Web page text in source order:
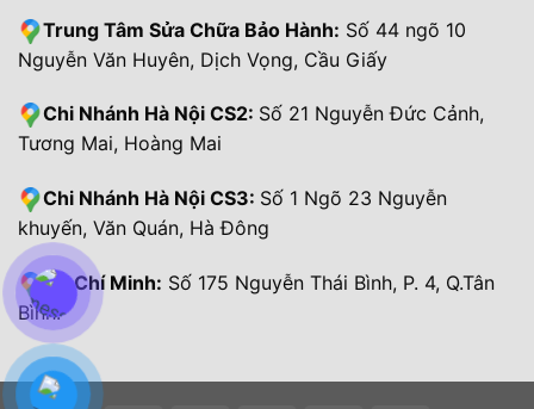
Trung Tâm Sửa Chữa Bảo Hành: Số 44 ngõ 10
Nguyễn Văn Huyên, Dịch Vọng, Cầu Giấy
Chi Nhánh Hà Nội CS2: Số 21 Nguyễn Đức Cảnh,
Tương Mai, Hoàng Mai
Chi Nhánh Hà Nội CS3: Số 1 Ngõ 23 Nguyễn
khuyến, Văn Quán, Hà Đông
Hồ Chí Minh: Số 175 Nguyễn Thái Bình, P. 4, Q.Tân
Bình.